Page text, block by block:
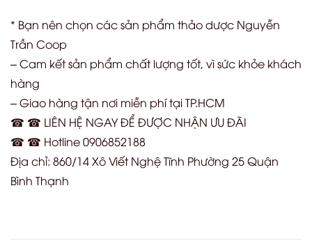
* Bạn nên chọn các sản phẩm thảo dược Nguyễn
Trần Coop
– Cam kết sản phẩm chất lượng tốt, vì sức khỏe khách
hàng
– Giao hàng tận nơi miễn phí tại TP.HCM
☎ ☎ LIÊN HỆ NGAY ĐỂ ĐƯỢC NHẬN ƯU ĐÃI
☎ ☎ Hotline 0906852188
Địa chỉ: 860/14 Xô Viết Nghệ Tĩnh Phường 25 Quận
Bình Thạnh